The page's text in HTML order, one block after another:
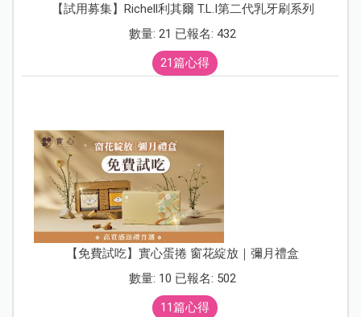
【試用募集】Richell利其爾 T.L.I第二代乳牙刷系列
數量: 21 已報名: 432
21篇心得
【免費試吃】實心蛋捲 窗花綻放｜彌月禮盒
數量: 10 已報名: 502
11篇心得